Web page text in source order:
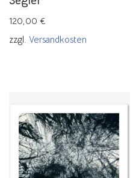
120,00 €
zzgl. Versandkosten